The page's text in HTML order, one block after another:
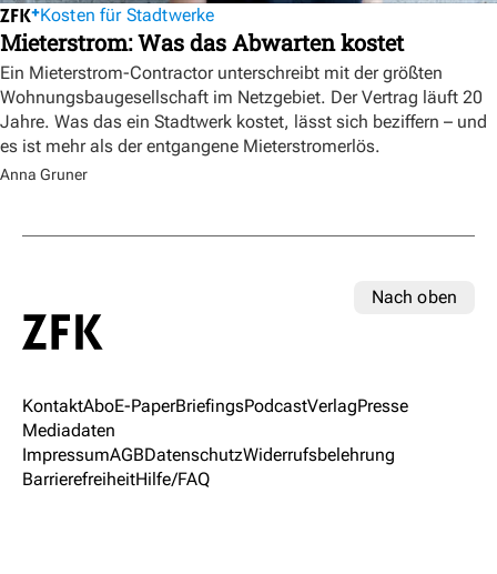
Kosten für Stadtwerke
Mieterstrom: Was das Abwarten kostet
Ein Mieterstrom-Contractor unterschreibt mit der größten
Wohnungsbaugesellschaft im Netzgebiet. Der Vertrag läuft 20
Jahre. Was das ein Stadtwerk kostet, lässt sich beziffern – und
es ist mehr als der entgangene Mieterstromerlös.
Anna Gruner
Nach oben
KontaktAboE-PaperBriefingsPodcastVerlagPresse
Mediadaten
ImpressumAGBDatenschutzWiderrufsbelehrung
BarrierefreiheitHilfe/FAQ